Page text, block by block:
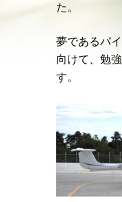
た。
夢であるパ
向けて、勉
す。